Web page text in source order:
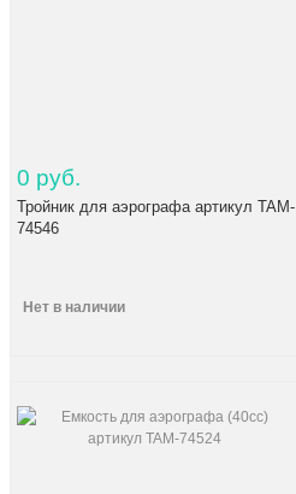
0 руб.
Тройник для аэрографа артикул TAM-
74546
Нет в наличии